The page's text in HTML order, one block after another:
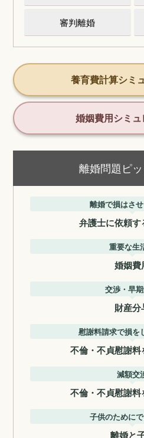
審判離婚
養育費計算シミ
婚姻費用シミ
離婚問題ピ
離婚で損はさ
弁護士に依頼す
重要な生
婚姻費
交渉・早
財産分
慰謝料請求で損を
不倫・不貞慰謝
減額交
不倫・不貞慰謝
子供のために
離婚と